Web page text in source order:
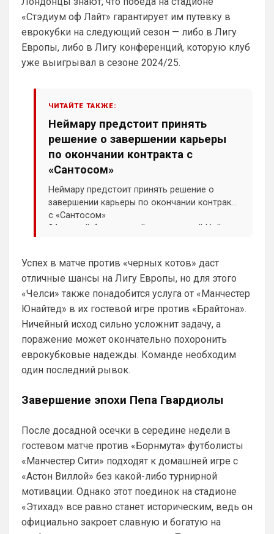
«Стэдиум оф Лайт» гарантирует им путевку в
еврокубки на следующий сезон — либо в Лигу
Европы, либо в Лигу конференций, которую клуб
уже выигрывал в сезоне 2024/25.
ЧИТАЙТЕ ТАКЖЕ:
Неймару предстоит принять
решение о завершении карьеры
по окончании контракта с
«Сантосом»
Неймару предстоит принять решение о
завершении карьеры по окончании контракта
с «Сантосом»
34-летний бразильский нападающий Неймар
пока сам не знает, как сложится его судьба
после завершения действующего
соглашения с «Сантосом», рассчитанного до
декабря.
Успех в матче против «черных котов» даст
отличные шансы на Лигу Европы, но для этого
«Челси» также понадобится услуга от «Манчестер
Юнайтед» в их гостевой игре против «Брайтона».
Ничейный исход сильно усложнит задачу, а
поражение может окончательно похоронить
еврокубковые надежды. Команде необходим
один последний рывок.
Завершение эпохи Пепа Гвардиолы
После досадной осечки в середине недели в
гостевом матче против «Борнмута» футболисты
«Манчестер Сити» подходят к домашней игре с
«Астон Виллой» без какой-либо турнирной
мотивации. Однако этот поединок на стадионе
«Этихад» все равно станет историческим, ведь он
официально закроет славную и богатую на
Аристократ • 17:58
Ответ для Britball
Хочу игру Мудрика седня посмотреть
Та ты мазохист )
пока конечно не радует игрой челси) с
миланом бойня бывший топов будет)
SkyNet• 01:32
Ответ для Аристократ
Вы вдумайтесь сколько Ньюкасл бабла
Гимарайнш , Холл на подходе , Гордон …
С Холлом, по всей видимости делов не
выйдет, отказываются они его
продавать в пригородную помойку.
общества...ну ничего, скоро окрасим все
в красный, собственно как и сам сайт, он
же красно-белый и черно-красный)
Канонир • 20:09
Ответ для SkyNet
выйдет, отказываются они его продавать в
пригородную помойку.
Так и в Вашу помойку он ни за что не
отморозью, чтобы выбрать этот клуб.
коликах...весь АПЛ смеется с куска
синего овна
Канонир• 20:09
Ответ для dimension
пока конечно не радует игрой челси) с
миланом бойня бывший топов будет)
бойня не получилась, такое ощущение,
что Милан - это реально, где звук о